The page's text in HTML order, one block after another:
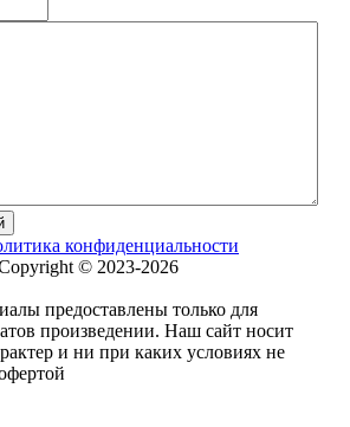
конфиденциальности
© 2023-2026
предоставлены только для
произведении. Наш сайт носит
и ни при каких условиях не